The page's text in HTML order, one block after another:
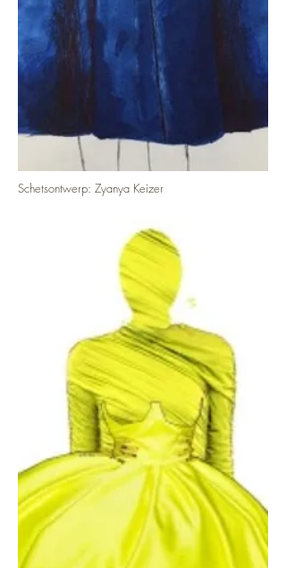
Schetsontwerp: Zyanya Keizer